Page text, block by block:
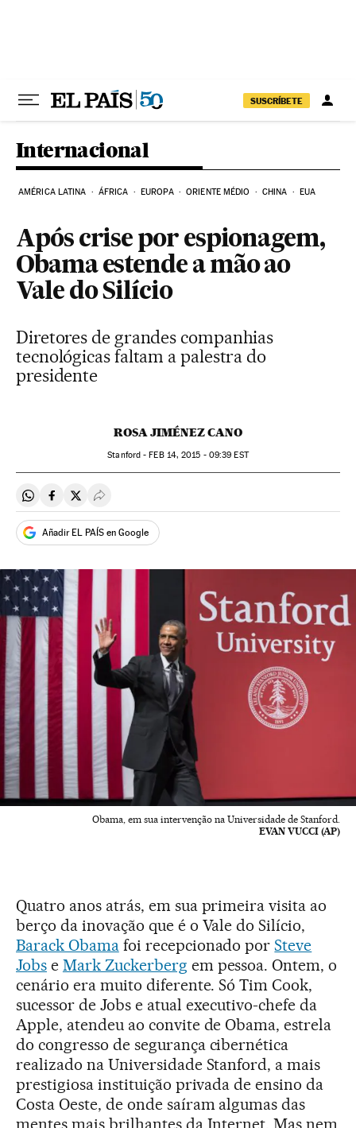
SUSCRÍBETE
Internacional
AMÉRICA LATINA ÁFRICA EUROPA ORIENTE MÉDIO CHINA EUA
Após crise por espionagem,
Obama estende a mão ao
Vale do Silício
Diretores de grandes companhias
tecnológicas faltam a palestra do
presidente
ROSA JIMÉNEZ CANO
Stanford -FEB14, 2015 - 09:39 EST
Compartir en Whatsapp
Compartir en Facebook
Compartir en Twitter
Desplegar Redes Sociales
Añadir EL PAÍS en Google
Obama, em sua intervenção na Universidade de Stanford.
EVAN VUCCI (AP)
Quatro anos atrás, em sua primeira visita ao
berço da inovação que é o Vale do Silício,
Barack Obamafoi recepcionado porSteve
Jobse Mark Zuckerberg em pessoa. Ontem, o
cenário era muito diferente. Só Tim Cook,
sucessor de Jobs e atual executivo-chefe da
Apple, atendeu ao convite de Obama, estrela
do congresso de segurança cibernética
realizado na Universidade Stanford, a mais
prestigiosa instituição privada de ensino da
Costa Oeste, de onde saíram algumas das
mentes mais brilhantes da Internet. Mas nem